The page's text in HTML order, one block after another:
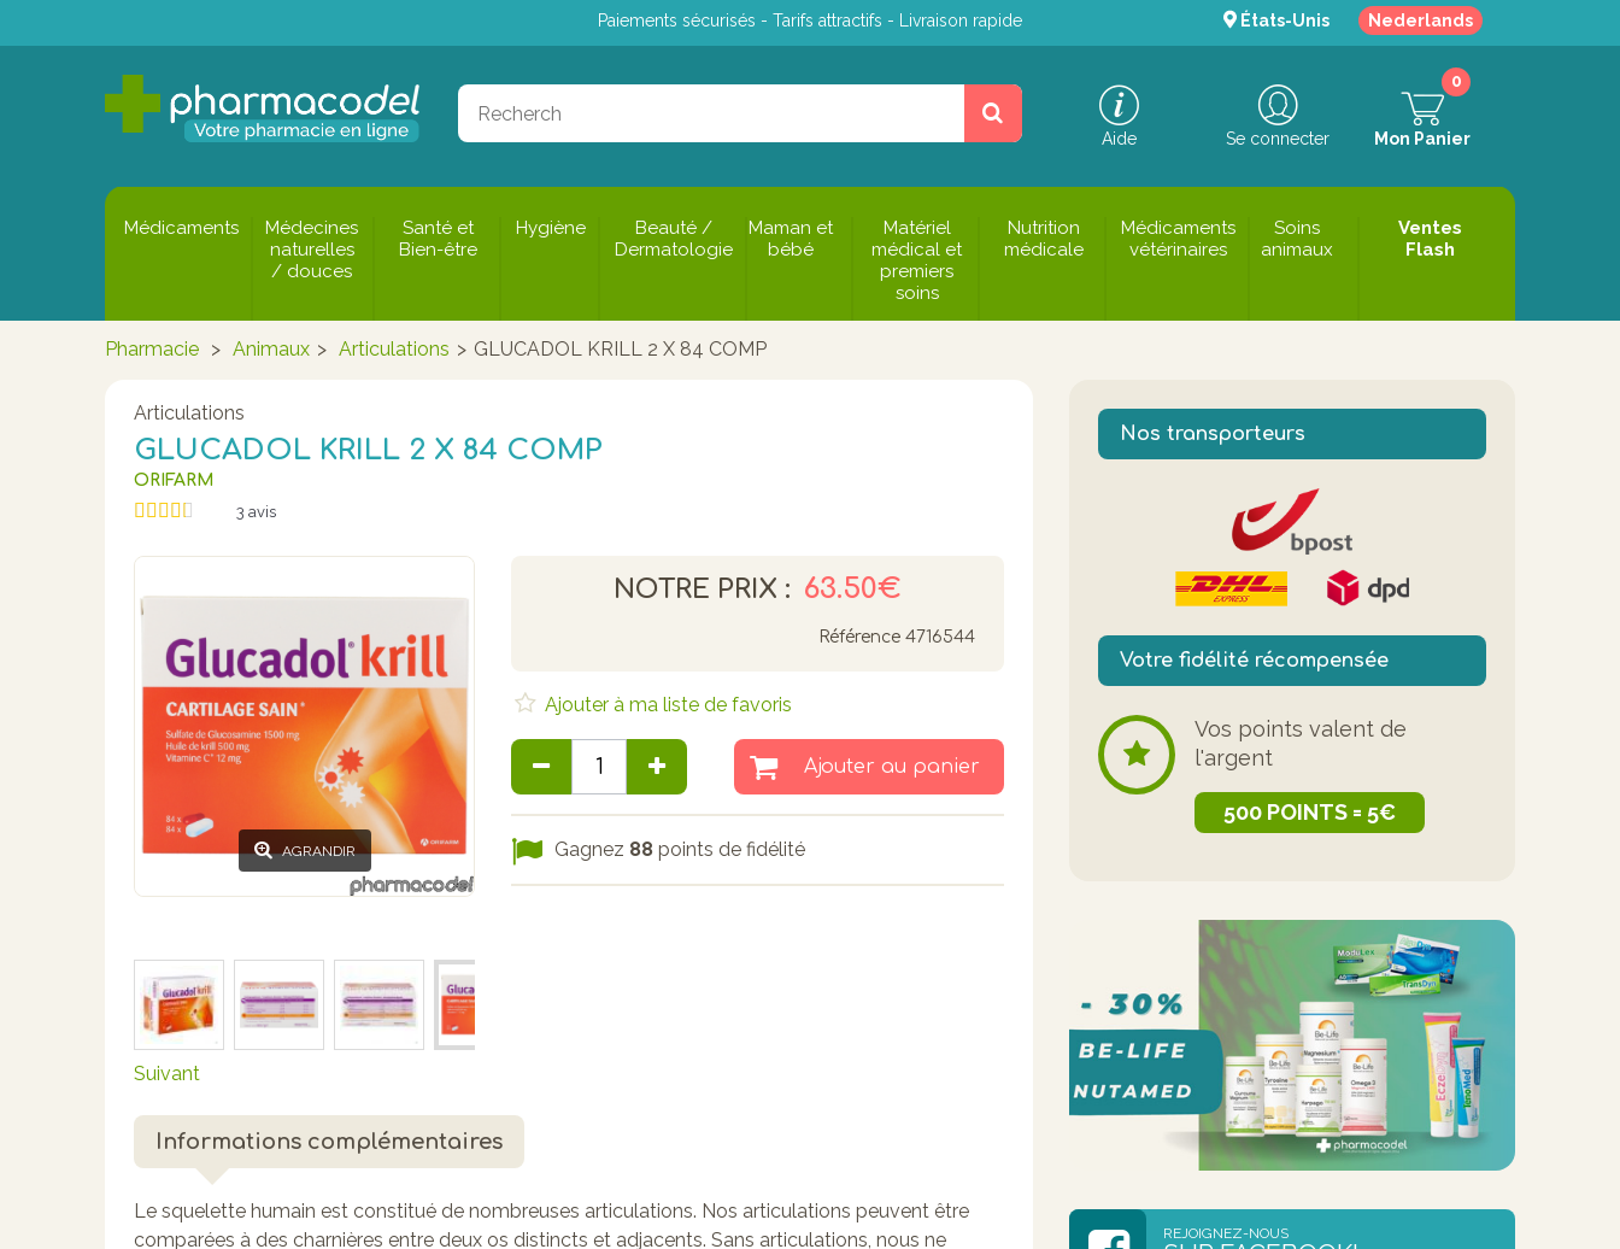
Paiements sécurisés - Tarifs attractifs - Livraison rapide États-Unis Nederlands
Aide Se connecter Mon Panier
0
Médicaments
Médecines
naturelles
/ douces
Santé et
Bien-être
Hygiène
Beauté /
Dermatologie
Maman et
bébé
Matériel
médical et
premiers
soins
Nutrition
médicale
Médicaments
vétérinaires
Soins
animaux
Ventes
Flash
Pharmacie > Animaux > Articulations > GLUCADOL KRILL 2 X 84 COMP
Articulations
GLUCADOL KRILL 2 X 84 COMP
ORIFARM
3 avis
AGRANDIR
Suivant
NOTRE PRIX : 63.50€
Référence 4716544
Ajouter à ma liste de favoris
Ajouter au panier
Gagnez 88 points de fidélité
Informations complémentaires
Le squelette humain est constitué de nombreuses articulations. Nos articulations peuvent être
comparées à des charnières entre deux os distincts et adjacents. Sans articulations, nous ne
Nos transporteurs
Votre fidélité récompensée
Vos points valent de
l'argent
500 POINTS = 5€
REJOIGNEZ-NOUS